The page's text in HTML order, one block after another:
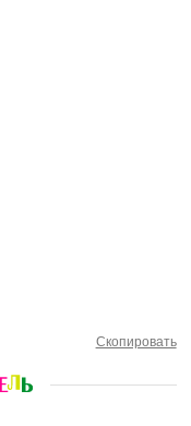
Скопировать